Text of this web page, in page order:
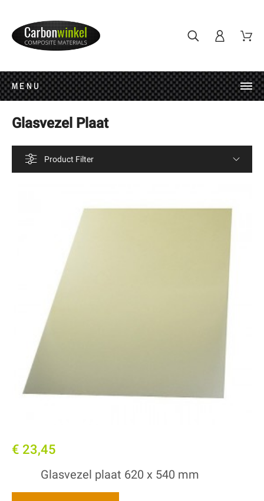
MENU
Glasvezel Plaat
Product Filter
€ 23,45
Glasvezel plaat 620 x 540 mm